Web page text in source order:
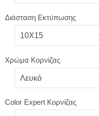
Διάσταση Εκτύπωσης
Χρώμα Κορνίζας
Color Expert Κορνίζας